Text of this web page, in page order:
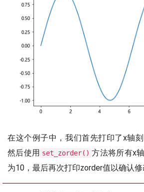
在这个例子中，我们首先打印了x轴
然后使用 set_zorder() 方法将所有x
为10，最后再次打印zorder值以确认修